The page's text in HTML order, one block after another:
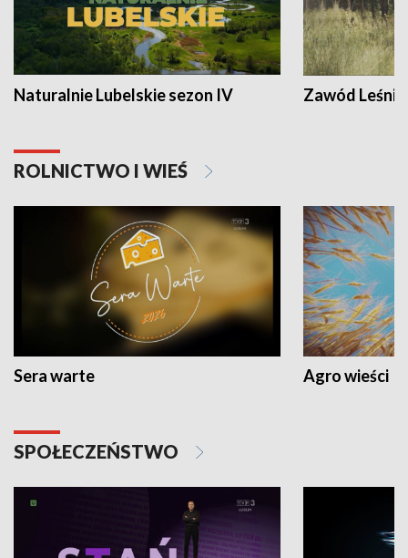
Naturalnie Lubelskie sezon IV Zawód Leśnik
ROLNICTWO I WIEŚ
Sera warte Agro wieści
SPOŁECZEŃSTWO